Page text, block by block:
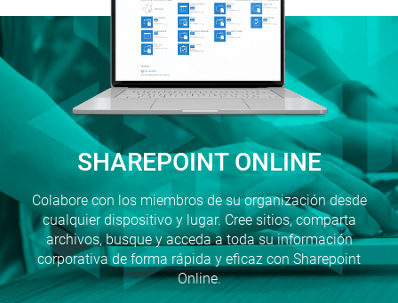
SHAREPOINT ONLINE
Colabore con los miembros de su organización desde
cualquier dispositivo y lugar. Cree sitios, comparta
archivos, busque y acceda a toda su información
corporativa de forma rápida y eficaz con Sharepoint
Online.